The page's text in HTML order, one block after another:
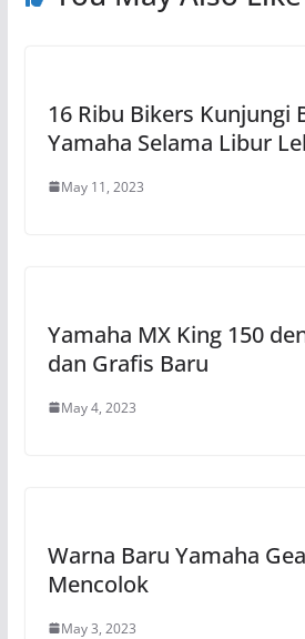
16 Ribu Bikers Kunjungi
Yamaha Selama Libur
May 11, 2023
Yamaha MX King 150
dan Grafis Baru
May 4, 2023
Warna Baru Yamaha
Mencolok
May 3, 2023